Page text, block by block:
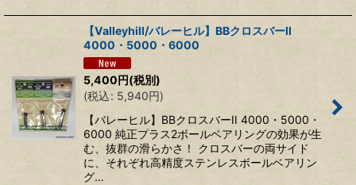
【Valleyhill/バレーヒル】BBクロスバーII
4000・5000・6000
5,400円(税別)
(税込: 5,940円)
【バレーヒル】BBクロスバーII 4000・5000・
6000 純正プラス2ボールベアリングの効果が生
む、抜群の滑らかさ！ クロスバーの両サイド
に、それぞれ高精度ステンレスボールベアリン
グ…